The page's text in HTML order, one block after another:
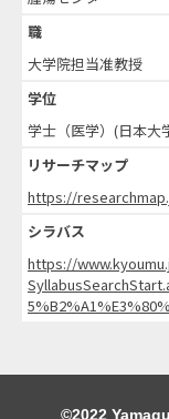
職
大学院担当准教授
学位
学士（医学）(日本大
リサーチマップ
https://
シラバス
https://
©2022